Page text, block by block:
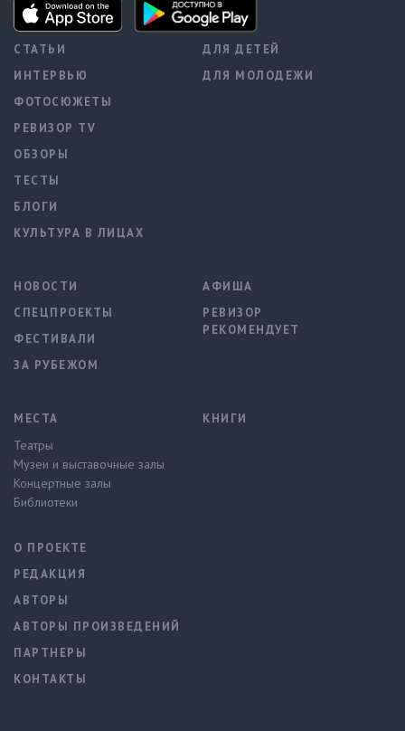
СТАТЬИ
ИНТЕРВЬЮ
ФОТОСЮЖЕТЫ
РЕВИЗОР TV
ОБЗОРЫ
ТЕСТЫ
БЛОГИ
КУЛЬТУРА В ЛИЦАХ
ДЛЯ ДЕТЕЙ
ДЛЯ МОЛОДЕЖИ
НОВОСТИ
СПЕЦПРОЕКТЫ
ФЕСТИВАЛИ
ЗА РУБЕЖОМ
АФИША
РЕВИЗОР
РЕКОМЕНДУЕТ
МЕСТА
Театры
Музеи и выставочные залы
Концертные залы
Библиотеки
КНИГИ
О ПРОЕКТЕ
РЕДАКЦИЯ
АВТОРЫ
АВТОРЫ ПРОИЗВЕДЕНИЙ
ПАРТНЕРЫ
КОНТАКТЫ